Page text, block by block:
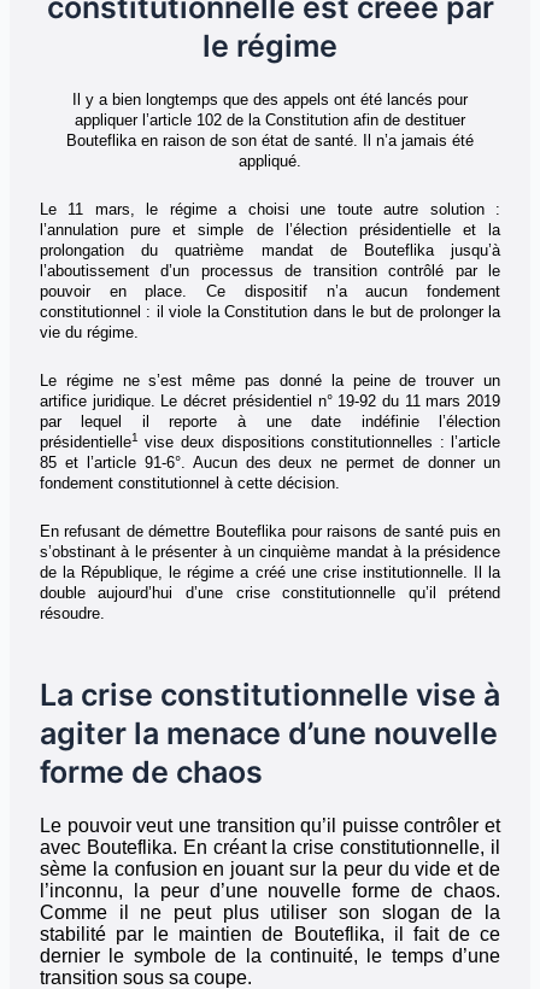
constitutionnelle est créée par
le régime
Il y a bien longtemps que des appels ont été lancés pour
appliquer l’article 102 de la Constitution afin de destituer
Bouteflika en raison de son état de santé. Il n’a jamais été
appliqué.
Le 11 mars, le régime a choisi une toute autre solution :
l’annulation pure et simple de l’élection présidentielle et la
prolongation du quatrième mandat de Bouteflika jusqu’à
l’aboutissement d’un processus de transition contrôlé par le
pouvoir en place. Ce dispositif n’a aucun fondement
constitutionnel : il viole la Constitution dans le but de prolonger la
vie du régime.
Le régime ne s’est même pas donné la peine de trouver un
artifice juridique. Le décret présidentiel n° 19-92 du 11 mars 2019
par lequel il reporte à une date indéfinie l’élection
présidentielle1
vise deux dispositions constitutionnelles : l’article
85 et l’article 91-6°. Aucun des deux ne permet de donner un
fondement constitutionnel à cette décision.
En refusant de démettre Bouteflika pour raisons de santé puis en
s’obstinant à le présenter à un cinquième mandat à la présidence
de la République, le régime a créé une crise institutionnelle. Il la
double aujourd’hui d’une crise constitutionnelle qu’il prétend
résoudre.
La crise constitutionnelle vise à
agiter la menace d’une nouvelle
forme de chaos
Le pouvoir veut une transition qu’il puisse contrôler et
avec Bouteflika. En créant la crise constitutionnelle, il
sème la confusion en jouant sur la peur du vide et de
l’inconnu, la peur d’une nouvelle forme de chaos.
Comme il ne peut plus utiliser son slogan de la
stabilité par le maintien de Bouteflika, il fait de ce
dernier le symbole de la continuité, le temps d’une
transition sous sa coupe.